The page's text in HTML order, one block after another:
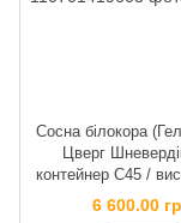
Сосна білокора
Цверг
контейнер C45 /
6 600.00